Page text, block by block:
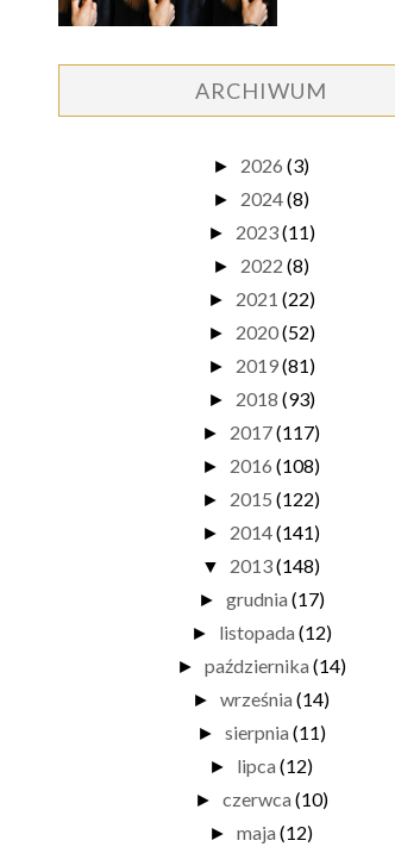
ARCHIWUM
► 2026 (3)
► 2024(8)
► 2023(11)
► 2022 (8)
► 2021 (22)
► 2020(52)
► 2019(81)
► 2018 (93)
► 2017(117)
► 2016 (108)
► 2015 (122)
► 2014(141)
▼ 2013(148)
► grudnia (17)
► listopada (12)
► października (14)
► września (14)
► sierpnia (11)
► lipca (12)
► czerwca (10)
► maja (12)